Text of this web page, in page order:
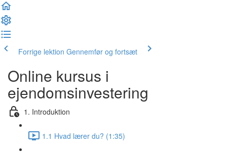
Forrige lektion Gennemfør og fortsæt
Online kursus i
ejendomsinvestering
1. Introduktion
1.1 Hvad lærer du? (1:35)